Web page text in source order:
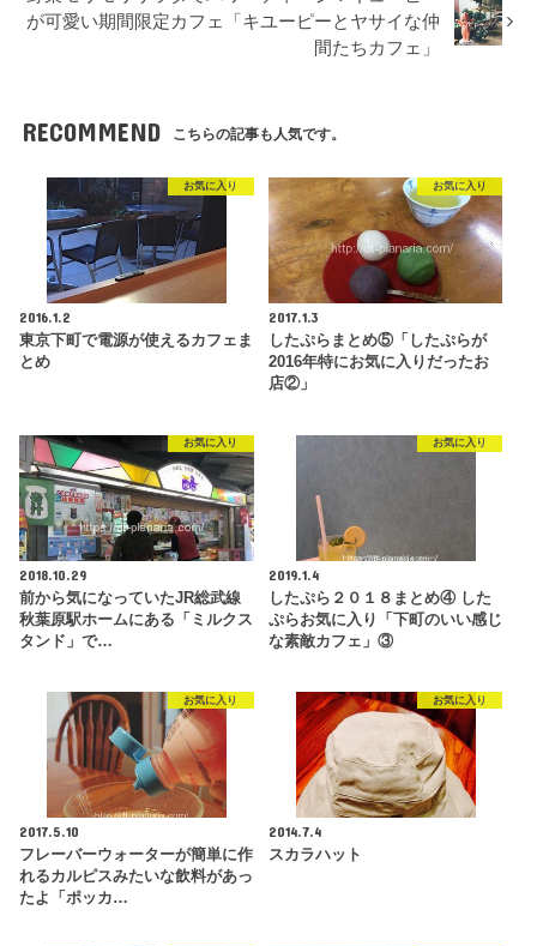
が可愛い期間限定カフェ「キユーピーとヤサイな仲
間たちカフェ」
RECOMMEND こちらの記事も人気です。
お気に入り
2016.1.2
東京下町で電源が使えるカフェま
とめ
お気に入り
2017.1.3
したぷらまとめ⑤「したぷらが
2016年特にお気に入りだったお
店②」
お気に入り
2018.10.29
前から気になっていたJR総武線
秋葉原駅ホームにある「ミルクス
タンド」で…
お気に入り
2019.1.4
したぷら２０１８まとめ④ した
ぷらお気に入り「下町のいい感じ
な素敵カフェ」③
お気に入り
2017.5.10
フレーバーウォーターが簡単に作
れるカルピスみたいな飲料があっ
たよ「ポッカ…
お気に入り
2014.7.4
スカラハット